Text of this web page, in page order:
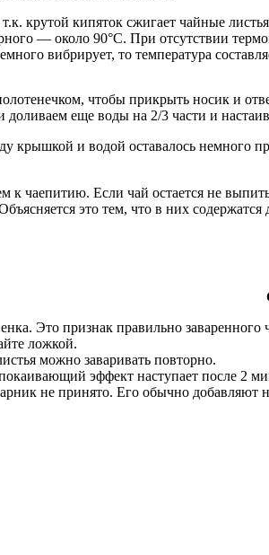
крутой кипяток сжигает чайные
— около 90°С. При отсутствии
вибрирует, то температура
чтобы прикрыть носик и
доливаем еще воды на 2/3 части и
крышкой и водой оставалось немного
чаепитию. Если чай остается не
это тем, что в них
Это признак правильно
ложкой.
можно заваривать повторно.
эффект наступает после 2
не принято. Его обычно